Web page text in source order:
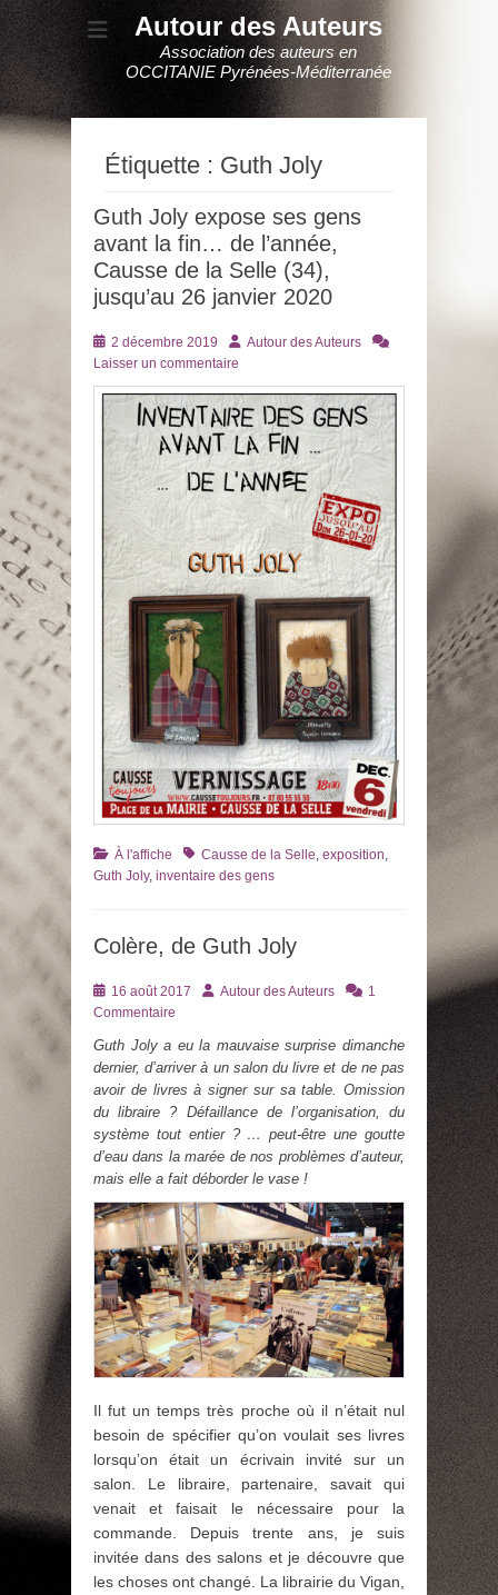
Autour des Auteurs
Association des auteurs en
OCCITANIE Pyrénées-Méditerranée
Étiquette : Guth Joly
Guth Joly expose ses gens
avant la fin… de l’année,
Causse de la Selle (34),
jusqu’au 26 janvier 2020
Posté
le
2 décembre 2019 AuteurAutour des Auteurs
Laisser un commentaire
Catégories
À l'affiche TagsCausse de la Selle, exposition,
Guth Joly, inventaire des gens
Colère, de Guth Joly
Posté
le
16 août 2017 AuteurAutour des Auteurs
1
Commentaire
Guth Joly a eu la mauvaise surprise dimanche
dernier, d’arriver à un salon du livre et de ne pas
avoir de livres à signer sur sa table. Omission
du libraire ? Défaillance de l’organisation, du
système tout entier ? … peut-être une goutte
d’eau dans la marée de nos problèmes d’auteur,
mais elle a fait déborder le vase !
Il fut un temps très proche où il n’était nul
besoin de spécifier qu’on voulait ses livres
lorsqu’on était un écrivain invité sur un
salon. Le libraire, partenaire, savait qui
venait et faisait le nécessaire pour la
commande. Depuis trente ans, je suis
invitée dans des salons et je découvre que
les choses ont changé. La librairie du Vigan,